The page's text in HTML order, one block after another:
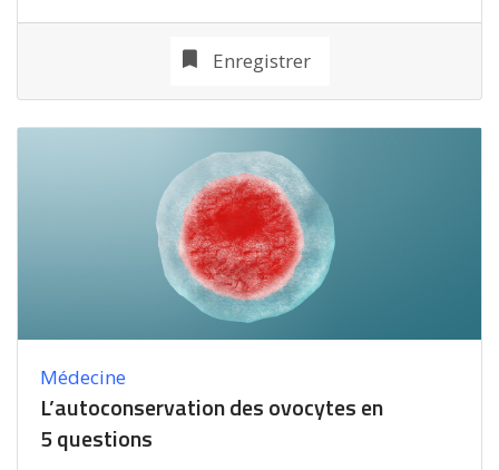
Enregistrer
Médecine
L’autoconservation des ovocytes en
5 questions